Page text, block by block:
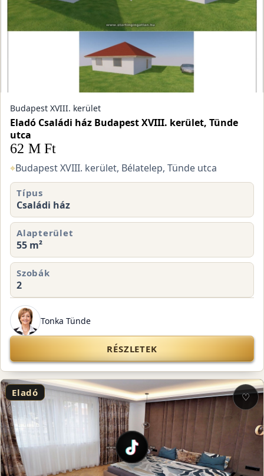
Budapest XVIII. kerület
Eladó Családi ház Budapest XVIII. kerület, Tünde
utca
62 M Ft
⌖Budapest XVIII. kerület, Bélatelep, Tünde utca
Típus
Családi ház
Alapterület
55 m²
Szobák
2
Tonka Tünde
RÉSZLETEK
Eladó ♡